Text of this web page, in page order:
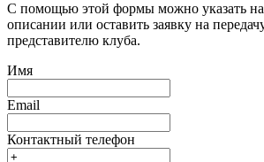
С помощью этой формы можно указать на
описании или оставить заявку на
представителю клуба.
Имя
Email
Контактный телефон